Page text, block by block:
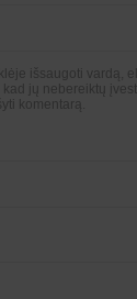
išsaugoti vardą,
jų nebereiktų
komentarą.